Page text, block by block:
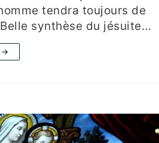
tendra toujours de
synthèse du jésuite…
→